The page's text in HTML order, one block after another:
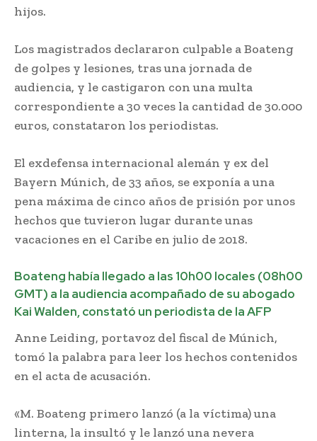
hijos.
Los magistrados declararon culpable a Boateng
de golpes y lesiones, tras una jornada de
audiencia, y le castigaron con una multa
correspondiente a 30 veces la cantidad de 30.000
euros, constataron los periodistas.
El exdefensa internacional alemán y ex del
Bayern Múnich, de 33 años, se exponía a una
pena máxima de cinco años de prisión por unos
hechos que tuvieron lugar durante unas
vacaciones en el Caribe en julio de 2018.
Boateng había llegado a las 10h00 locales (08h00
GMT) a la audiencia acompañado de su abogado
Kai Walden, constató un periodista de la AFP
Anne Leiding, portavoz del fiscal de Múnich,
tomó la palabra para leer los hechos contenidos
en el acta de acusación.
«M. Boateng primero lanzó (a la víctima) una
linterna, la insultó y le lanzó una nevera